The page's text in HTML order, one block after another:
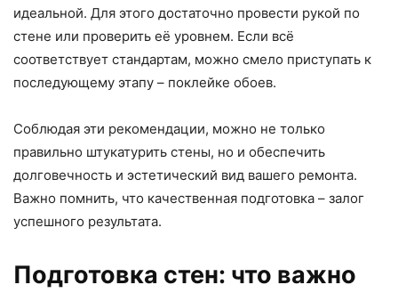
идеальной. Для этого достаточно провести рукой по
стене или проверить её уровнем. Если всё
соответствует стандартам, можно смело приступать к
последующему этапу – поклейке обоев.
Соблюдая эти рекомендации, можно не только
правильно штукатурить стены, но и обеспечить
долговечность и эстетический вид вашего ремонта.
Важно помнить, что качественная подготовка – залог
успешного результата.
Подготовка стен: что важно